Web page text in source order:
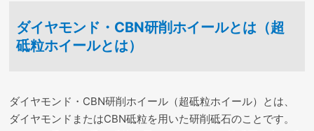
ダイヤモンド・CBN研削ホイールとは（超
砥粒ホイールとは）
ダイヤモンド・CBN研削ホイール（超砥粒ホイール）とは、
ダイヤモンドまたはCBN砥粒を用いた研削砥石のことです。